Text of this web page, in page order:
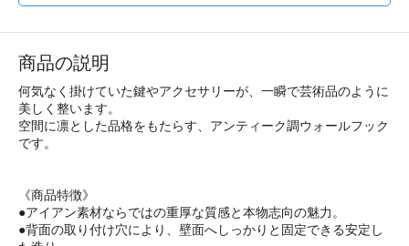
商品の説明
何気なく掛けていた鍵やアクセサリーが、一瞬で芸術品のように
美しく整います。
空間に凛とした品格をもたらす、アンティーク調ウォールフック
です。
《商品特徴》
●アイアン素材ならではの重厚な質感と本物志向の魅力。
●背面の取り付け穴により、壁面へしっかりと固定できる安定し